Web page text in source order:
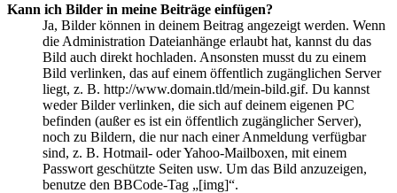
Kann ich Bilder in meine Beiträge einfügen?
Ja, Bilder können in deinem Beitrag angezeigt werden. Wenn
die Administration Dateianhänge erlaubt hat, kannst du das
Bild auch direkt hochladen. Ansonsten musst du zu einem
Bild verlinken, das auf einem öffentlich zugänglichen Server
liegt, z. B. http://www.domain.tld/mein-bild.gif. Du kannst
weder Bilder verlinken, die sich auf deinem eigenen PC
befinden (außer es ist ein öffentlich zugänglicher Server),
noch zu Bildern, die nur nach einer Anmeldung verfügbar
sind, z. B. Hotmail- oder Yahoo-Mailboxen, mit einem
Passwort geschützte Seiten usw. Um das Bild anzuzeigen,
benutze den BBCode-Tag „[img]“.